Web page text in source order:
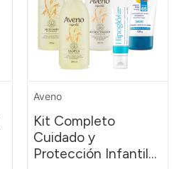
Aveno
Kit Completo
Cuidado y
Protección Infantil